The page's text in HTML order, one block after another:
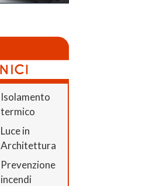
Isolamento
termico
Luce in
Architettura
Prevenzione
incendi